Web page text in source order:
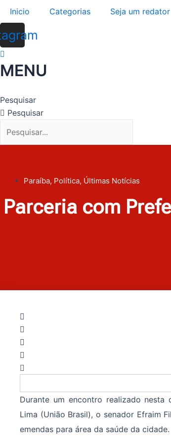
o
conteúdo
Inicio Categorias Seja um redator
MENU
Pesquisar
Pesquisar
Paraíba, Política, Últimas Notícias
Parceria com
Durante um encontro realizado
Lima (União Brasil), o senador Efraim
emendas para área da saúde da cidade.